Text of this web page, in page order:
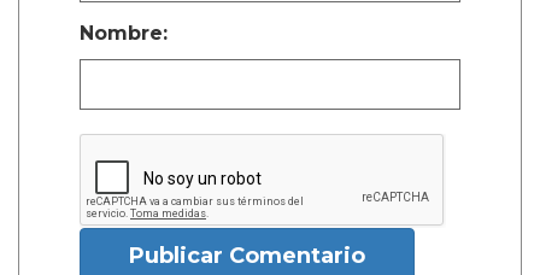
Nombre:
Publicar Comentario